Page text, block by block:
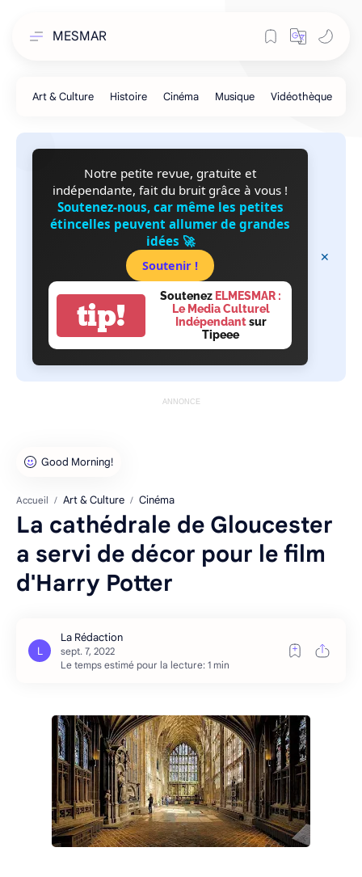
MESMAR
Notre petite revue, gratuite et
indépendante, fait du bruit grâce à vous !
Soutenez-nous, car même les petites
étincelles peuvent allumer de grandes
idées 🚀
Soutenir !
tip!
Soutenez ELMESMAR :
Le Media Culturel
Indépendantsur
Tipeee
ANNONCE
Accueil Art & Culture Cinéma
La cathédrale de Gloucester
a servi de décor pour le film
d'Harry Potter
Le temps estimé pour la lecture: 1 min